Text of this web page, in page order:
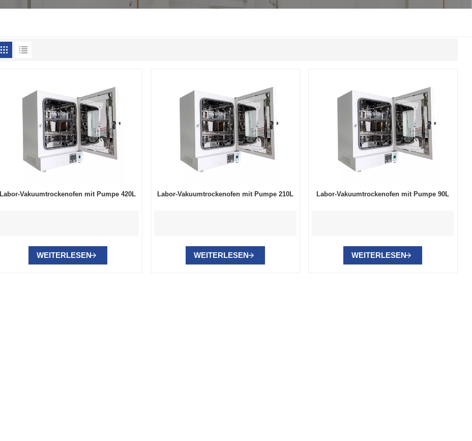
Indonesia
Labor-Vakuumtrockenofen mit Pumpe 420L
WEITERLESEN
Labor-Vakuumtrockenofen mit Pumpe 210L
WEITERLESEN
Labor-Vakuumtrockenofen mit Pumpe 90L
WEITERLESEN